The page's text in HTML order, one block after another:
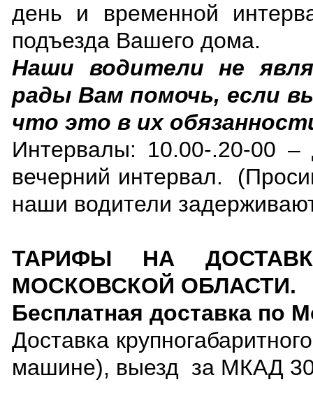
день и временной
подъезда Вашего дома.
Наши водители не
рады Вам помочь, если
что это в их
Интервалы: 10.00-.20-00 –
вечерний интервал.
наши водители
ТАРИФЫ НА
МОСКОВСКОЙ ОБЛАСТИ.
Бесплатная доставка по
Доставка
машине), выезд за МКАД